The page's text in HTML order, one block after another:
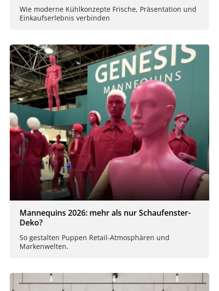
Wie moderne Kühlkonzepte Frische, Präsentation und
Einkaufserlebnis verbinden
Mannequins 2026: mehr als nur Schaufenster-
Deko?
So gestalten Puppen Retail-Atmosphären und
Markenwelten.